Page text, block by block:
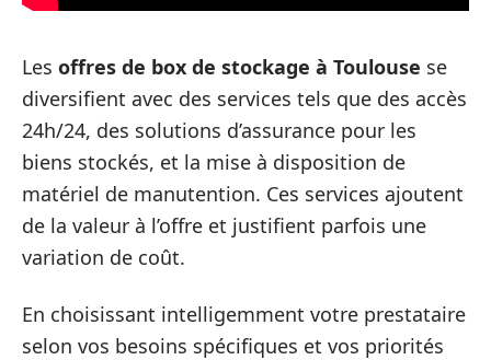
Les offres de box de stockage à Toulouse se
diversifient avec des services tels que des accès
24h/24, des solutions d’assurance pour les
biens stockés, et la mise à disposition de
matériel de manutention. Ces services ajoutent
de la valeur à l’offre et justifient parfois une
variation de coût.
En choisissant intelligemment votre prestataire
selon vos besoins spécifiques et vos priorités